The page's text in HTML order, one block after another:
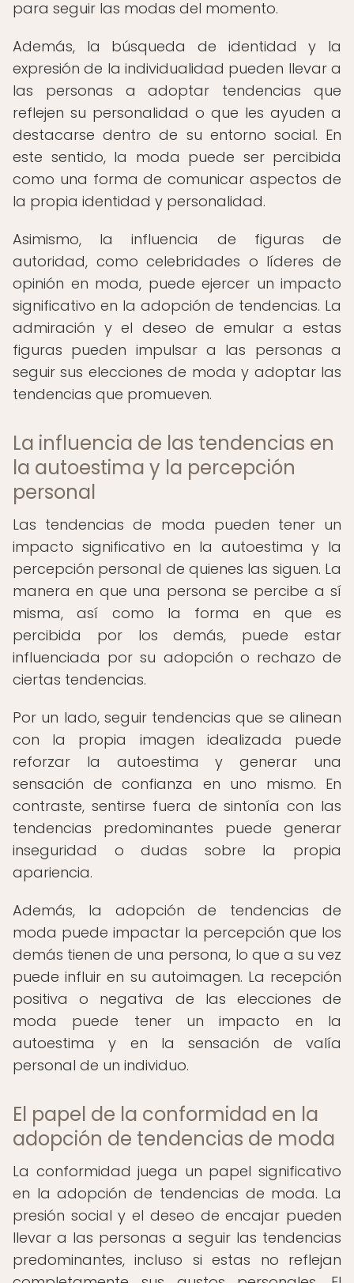
para seguir las modas del momento.
Además, la búsqueda de identidad y la
expresión de la individualidad pueden llevar a
las personas a adoptar tendencias que
reflejen su personalidad o que les ayuden a
destacarse dentro de su entorno social. En
este sentido, la moda puede ser percibida
como una forma de comunicar aspectos de
la propia identidad y personalidad.
Asimismo, la influencia de figuras de
autoridad, como celebridades o líderes de
opinión en moda, puede ejercer un impacto
significativo en la adopción de tendencias. La
admiración y el deseo de emular a estas
figuras pueden impulsar a las personas a
seguir sus elecciones de moda y adoptar las
tendencias que promueven.
La influencia de las tendencias en
la autoestima y la percepción
personal
Las tendencias de moda pueden tener un
impacto significativo en la autoestima y la
percepción personal de quienes las siguen. La
manera en que una persona se percibe a sí
misma, así como la forma en que es
percibida por los demás, puede estar
influenciada por su adopción o rechazo de
ciertas tendencias.
Por un lado, seguir tendencias que se alinean
con la propia imagen idealizada puede
reforzar la autoestima y generar una
sensación de confianza en uno mismo. En
contraste, sentirse fuera de sintonía con las
tendencias predominantes puede generar
inseguridad o dudas sobre la propia
apariencia.
Además, la adopción de tendencias de
moda puede impactar la percepción que los
demás tienen de una persona, lo que a su vez
puede influir en su autoimagen. La recepción
positiva o negativa de las elecciones de
moda puede tener un impacto en la
autoestima y en la sensación de valía
personal de un individuo.
El papel de la conformidad en la
adopción de tendencias de moda
La conformidad juega un papel significativo
en la adopción de tendencias de moda. La
presión social y el deseo de encajar pueden
llevar a las personas a seguir las tendencias
predominantes, incluso si estas no reflejan